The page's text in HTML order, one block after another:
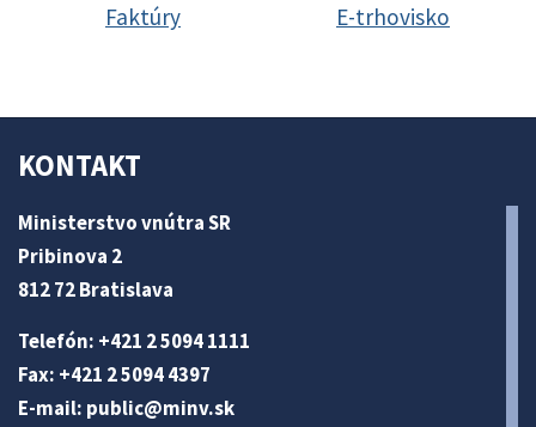
Faktúry E-trhovisko
KONTAKT
Ministerstvo vnútra SR
Pribinova 2
812 72 Bratislava
Telefón: +421 2 5094 1111
Fax: +421 2 5094 4397
E-mail: public@minv.sk